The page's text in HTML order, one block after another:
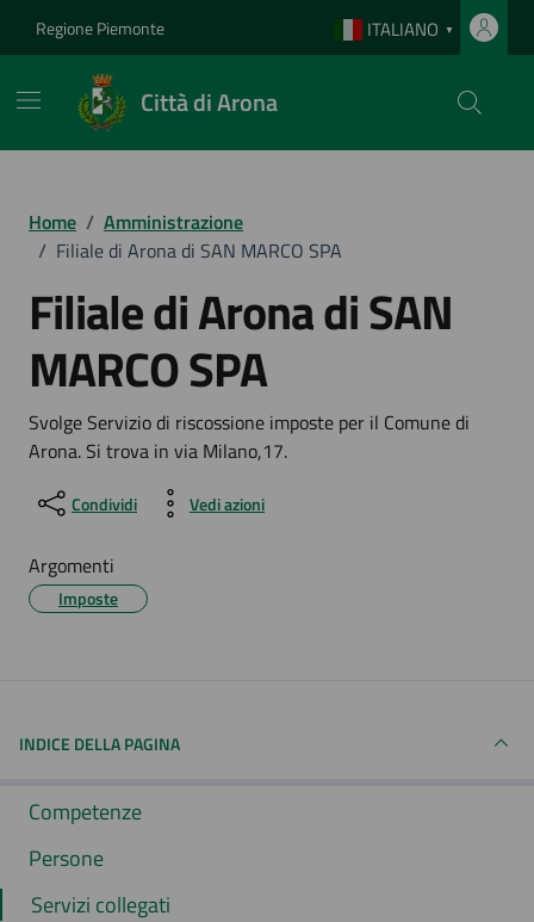
Regione Piemonte ITALIANO ▼
Città di Arona
Home / Amministrazione
/ Filiale di Arona di SAN MARCO SPA
Filiale di Arona di SAN
MARCO SPA
Svolge Servizio di riscossione imposte per il Comune di
Arona. Si trova in via Milano,17.
Condividi Vedi azioni
Argomenti
Imposte
INDICE DELLA PAGINA
Competenze
Persone
Servizi collegati